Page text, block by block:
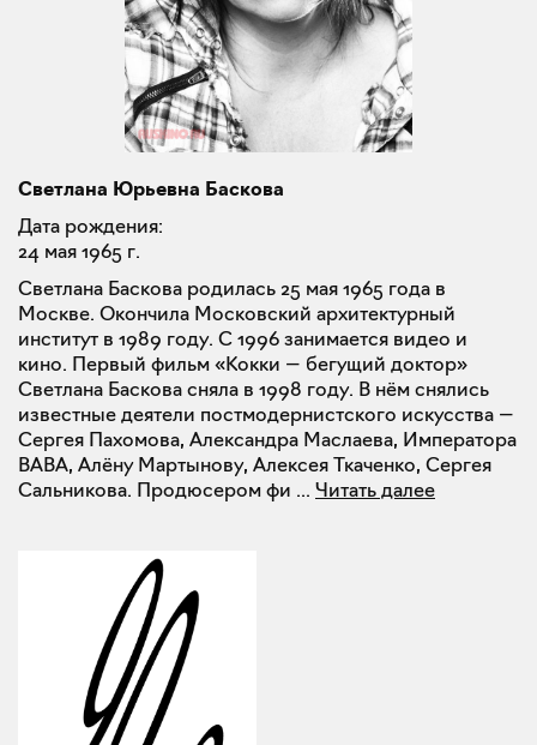
Светлана Юрьевна Баскова
Дата рождения:
24 мая 1965 г.
Светлана Баскова родилась 25 мая 1965 года в
Москве. Окончила Московский архитектурный
институт в 1989 году. С 1996 занимается видео и
кино. Первый фильм «Кокки — бегущий доктор»
Светлана Баскова сняла в 1998 году. В нём снялись
известные деятели постмодернистского искусства —
Сергея Пахомова, Александра Маслаева, Императора
ВАВА, Алёну Мартынову, Алексея Ткаченко, Сергея
Сальникова. Продюсером фи ... Читать далее